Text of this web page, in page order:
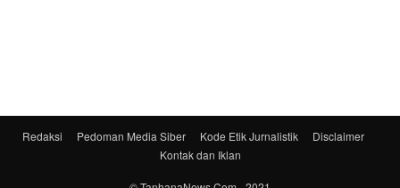
Redaksi Pedoman Media Siber Kode Etik Jurnalistik
Disclaimer
Kontak dan Iklan